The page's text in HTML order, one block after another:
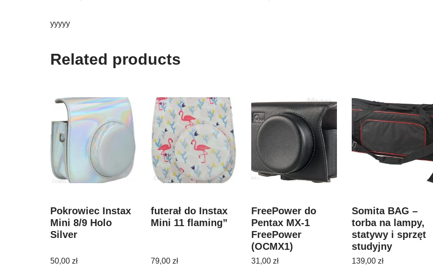
yyyyy
Related products
Pokrowiec Instax
Mini 8/9 Holo
Silver
50,00 zł
futerał do Instax
Mini 11 flaming”
79,00 zł
FreePower do
Pentax MX-1
FreePower
(OCMX1)
31,00 zł
Somita BAG –
torba na lampy,
statywy i sprzęt
studyjny
139,00 zł